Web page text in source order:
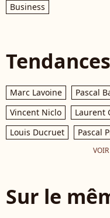
Business
Tendances
Marc Lavoine Pascal
Vincent Niclo
Laurent
Louis Ducruet
Pascal
Sur le